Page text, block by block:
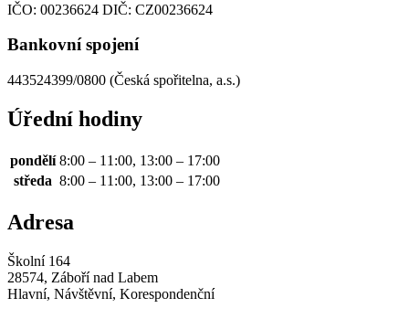
IČO: 00236624 DIČ: CZ00236624
Bankovní spojení
443524399/0800 (Česká spořitelna, a.s.)
Úřední hodiny
pondělí 8:00 – 11:00, 13:00 – 17:00
středa 8:00 – 11:00, 13:00 – 17:00
Adresa
Školní 164
28574, Záboří nad Labem
Hlavní, Návštěvní, Korespondenční